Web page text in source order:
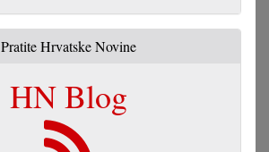
Pratite Hrvatske Novine
HN Blog